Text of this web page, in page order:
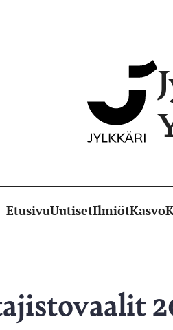
EtusivuUutisetIlmiötKasvo